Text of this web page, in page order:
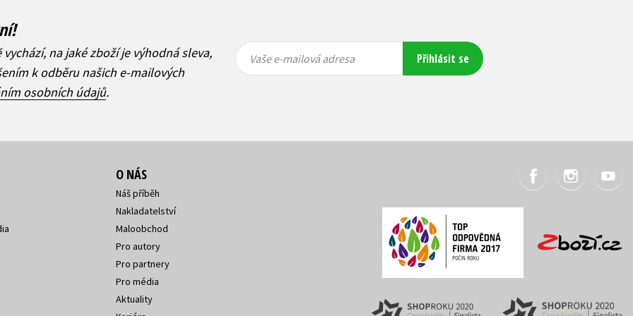
na jaké zboží je výhodná sleva,
k odběru našich e-mailových
osobních údajů.
mailová
mailová
Vaše e-mailová adresa Přihlásit se
O NÁS
Náš příběh
Nakladatelství
Maloobchod
Pro autory
Pro partnery
Pro média
Aktuality